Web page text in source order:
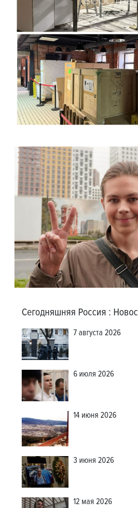
Сегодняшняя Россия :
7 августа 2026
6 июля 2026
14 июня 2026
3 июня 2026
12 мая 2026